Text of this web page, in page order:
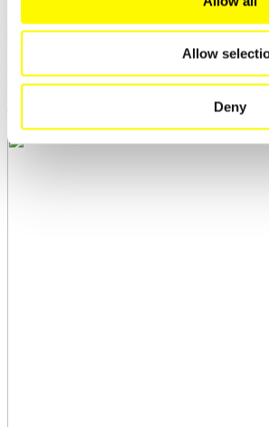
Allow
Deny
Печь с подъемным подом